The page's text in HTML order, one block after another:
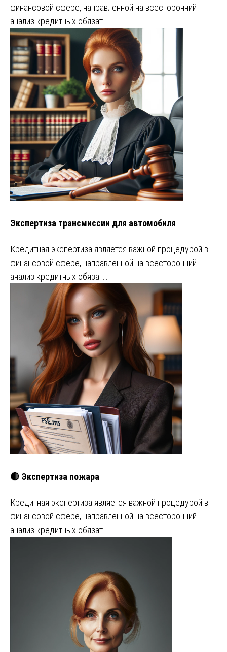
финансовой сфере, направленной на всесторонний
анализ кредитных обязат…
Экспертиза трансмиссии для автомобиля
Кредитная экспертиза является важной процедурой в
финансовой сфере, направленной на всесторонний
анализ кредитных обязат…
🔴 Экспертиза пожара
Кредитная экспертиза является важной процедурой в
финансовой сфере, направленной на всесторонний
анализ кредитных обязат…